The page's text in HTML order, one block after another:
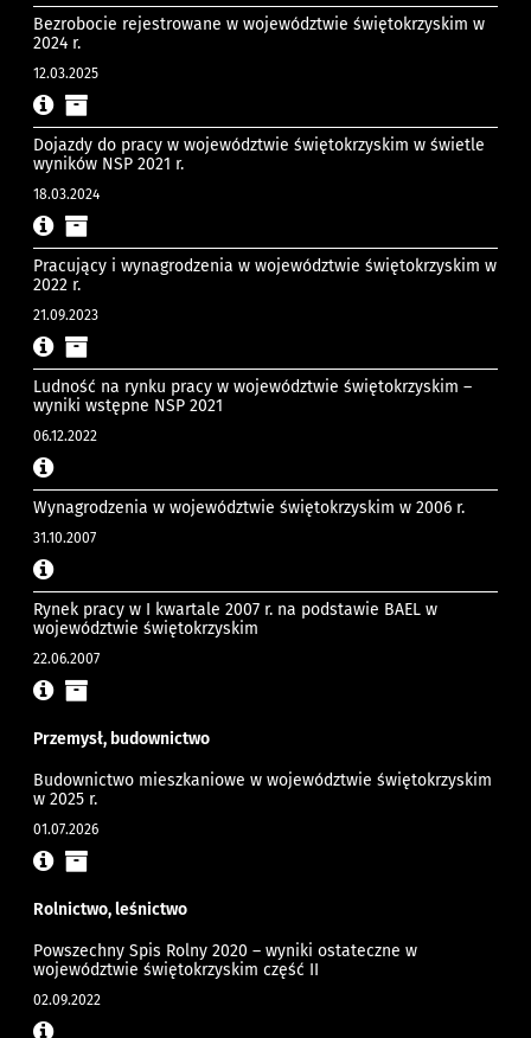
Bezrobocie rejestrowane w województwie świętokrzyskim w
2024 r.
12.03.2025
Dojazdy do pracy w województwie świętokrzyskim w świetle
wyników NSP 2021 r.
18.03.2024
Pracujący i wynagrodzenia w województwie świętokrzyskim w
2022 r.
21.09.2023
Ludność na rynku pracy w województwie świętokrzyskim –
wyniki wstępne NSP 2021
06.12.2022
Wynagrodzenia w województwie świętokrzyskim w 2006 r.
31.10.2007
Rynek pracy w I kwartale 2007 r. na podstawie BAEL w
województwie świętokrzyskim
22.06.2007
Przemysł, budownictwo
Budownictwo mieszkaniowe w województwie świętokrzyskim
w 2025 r.
01.07.2026
Rolnictwo, leśnictwo
Powszechny Spis Rolny 2020 – wyniki ostateczne w
województwie świętokrzyskim część II
02.09.2022